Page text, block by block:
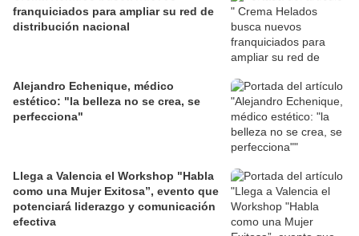
franquiciados para ampliar su red de
distribución nacional
Alejandro Echenique, médico
estético: "la belleza no se crea, se
perfecciona"
Llega a Valencia el Workshop "Habla
como una Mujer Exitosa”, evento que
potenciará liderazgo y comunicación
efectiva